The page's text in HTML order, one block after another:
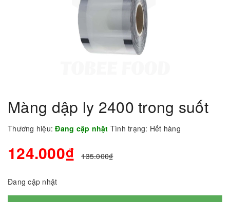
Màng dập ly 2400 trong suốt
Thương hiệu: Đang cập nhật Tình trạng: Hết hàng
124.000₫ 135.000₫
Đang cập nhật